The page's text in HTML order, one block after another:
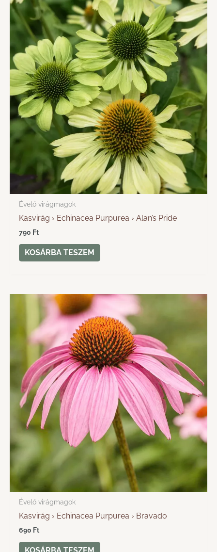
Évelő virágmagok
Kasvirág › Echinacea Purpurea › Alan’s Pride
790 Ft
KOSÁRBA TESZEM
Évelő virágmagok
Kasvirág › Echinacea Purpurea › Bravado
690 Ft
KOSÁRBA TESZEM